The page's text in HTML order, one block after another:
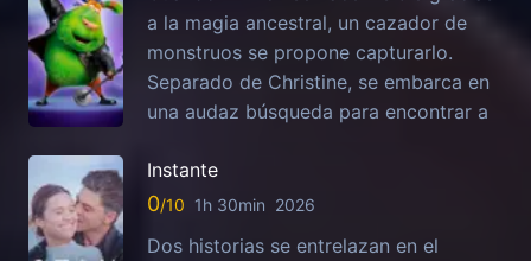
a la magia ancestral, un cazador de
monstruos se propone capturarlo.
Separado de Christine, se embarca en
una audaz búsqueda para encontrar a
Instante
0 1h 30min 2026
Dos historias se entrelazan en el